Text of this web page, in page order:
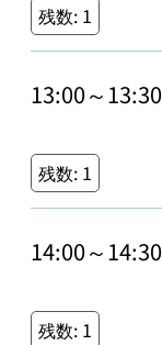
残数: 1
13:00～13:30
残数: 1
14:00～14:30
残数: 1